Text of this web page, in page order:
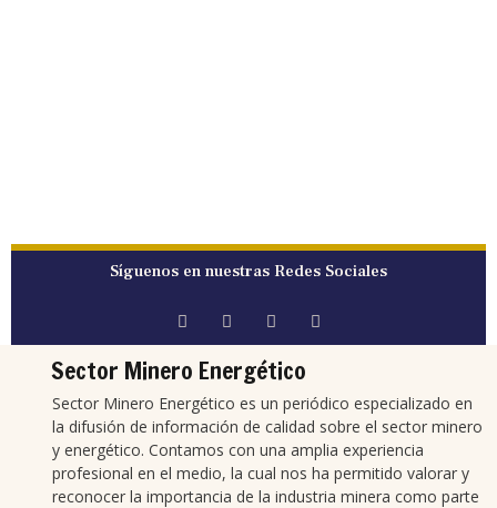
Síguenos en nuestras Redes Sociales
Sector Minero Energético
Sector Minero Energético es un periódico especializado en
la difusión de información de calidad sobre el sector minero
y energético. Contamos con una amplia experiencia
profesional en el medio, la cual nos ha permitido valorar y
reconocer la importancia de la industria minera como parte